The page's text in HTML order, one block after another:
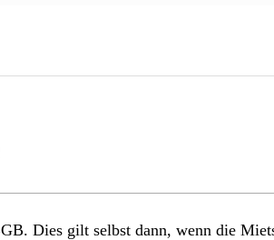
Dies gilt selbst dann, wenn die